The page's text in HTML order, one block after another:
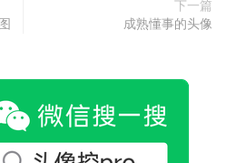
下一篇
成熟懂事的头像